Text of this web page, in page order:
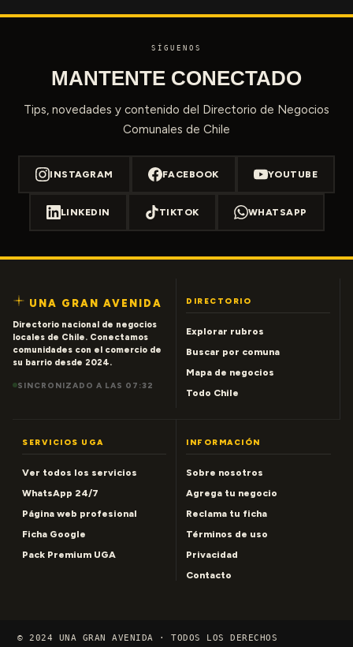
SÍGUENOS
MANTENTE CONECTADO
Tips, novedades y contenido del Directorio de Negocios
Comunales de Chile
INSTAGRAM FACEBOOK YOUTUBE
LINKEDIN TIKTOK WHATSAPP
UNA GRAN AVENIDA
Directorio nacional de negocios
locales de Chile. Conectamos
comunidades con el comercio de
su barrio desde 2024.
SINCRONIZADO A LAS 07:32
DIRECTORIO
Explorar rubros
Buscar por comuna
Mapa de negocios
Todo Chile
SERVICIOS UGA
Ver todos los servicios
WhatsApp 24/7
Página web profesional
Ficha Google
Pack Premium UGA
INFORMACIÓN
Sobre nosotros
Agrega tu negocio
Reclama tu ficha
Términos de uso
Privacidad
Contacto
© 2024 UNA GRAN AVENIDA · TODOS LOS DERECHOS